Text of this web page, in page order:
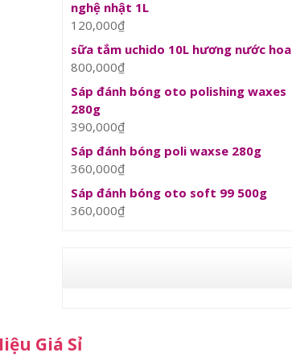
nghệ nhật 1L
120,000₫
sữa tắm uchido 10L hương nước hoa
800,000₫
Sáp đánh bóng oto polishing waxes
280g
390,000₫
Sáp đánh bóng poli waxse 280g
360,000₫
Sáp đánh bóng oto soft 99 500g
360,000₫
Giá Sỉ